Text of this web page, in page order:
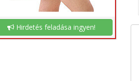
Hirdetés feladása ingyen!